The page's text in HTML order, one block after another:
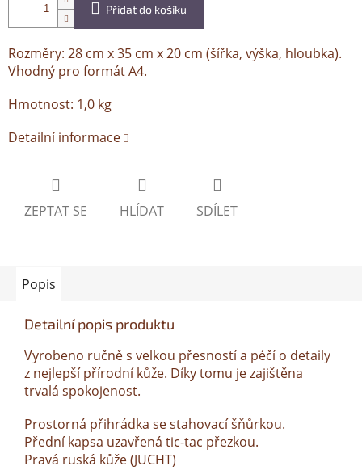
Přidat do košíku
Rozměry: 28 cm x 35 cm x 20 cm (šířka, výška, hloubka).
Vhodný pro formát A4.
Hmotnost: 1,0 kg
Detailní informace
ZEPTAT SE HLÍDAT SDÍLET
Popis
Detailní popis produktu
Vyrobeno ručně s velkou přesností a péčí o detaily
z nejlepší přírodní kůže. Díky tomu je zajištěna
trvalá spokojenost.
Prostorná přihrádka se stahovací šňůrkou.
Přední kapsa uzavřená tic-tac přezkou.
Pravá ruská kůže (JUCHT)